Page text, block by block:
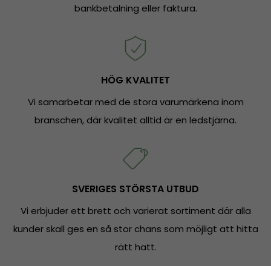
bankbetalning eller faktura.
HÖG KVALITET
Vi samarbetar med de stora varumärkena inom
branschen, där kvalitet alltid är en ledstjärna.
SVERIGES STÖRSTA UTBUD
Vi erbjuder ett brett och varierat sortiment där alla
kunder skall ges en så stor chans som möjligt att hitta
rätt hatt.